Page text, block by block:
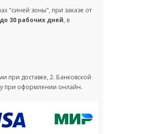
"синей зоны", при заказе от
30 рабочих дней, в
при доставке, 2. Банковской
при оформлении онлайн.